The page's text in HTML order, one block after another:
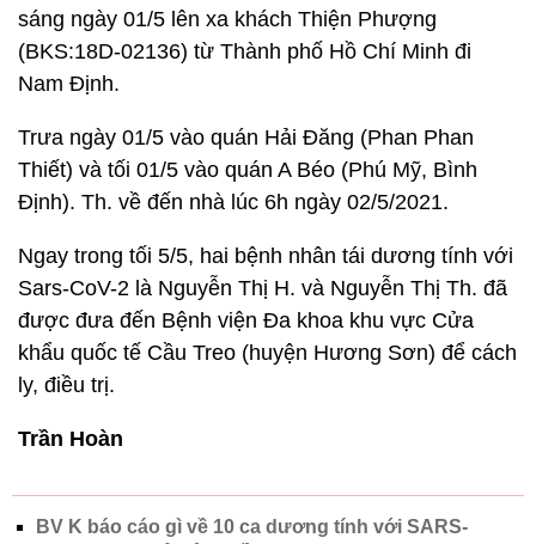
sáng ngày 01/5 lên xa khách Thiện Phượng
(BKS:18D-02136) từ Thành phố Hồ Chí Minh đi
Nam Định.
Trưa ngày 01/5 vào quán Hải Đăng (Phan Phan
Thiết) và tối 01/5 vào quán A Béo (Phú Mỹ, Bình
Định). Th. về đến nhà lúc 6h ngày 02/5/2021.
Ngay trong tối 5/5, hai bệnh nhân tái dương tính với
Sars-CoV-2 là Nguyễn Thị H. và Nguyễn Thị Th. đã
được đưa đến Bệnh viện Đa khoa khu vực Cửa
khẩu quốc tế Cầu Treo (huyện Hương Sơn) để cách
ly, điều trị.
Trần Hoàn
BV K báo cáo gì về 10 ca dương tính với SARS-